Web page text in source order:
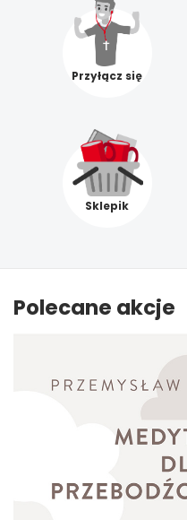
Przyłącz się
Sklepik
Polecane akcje